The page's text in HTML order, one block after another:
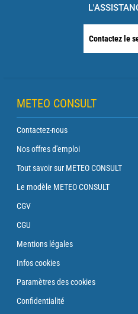
Contactez le
METEO CONSULT
Contactez-nous
Nos offres d'emploi
Tout savoir sur METEO CONSULT
Le modèle METEO CONSULT
CGV
CGU
Mentions légales
Infos cookies
Paramètres des cookies
Confidentialité